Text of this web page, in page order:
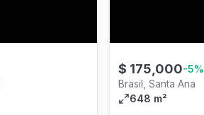
$ 175,000-5%
Brasil, Santa Ana
648 m²